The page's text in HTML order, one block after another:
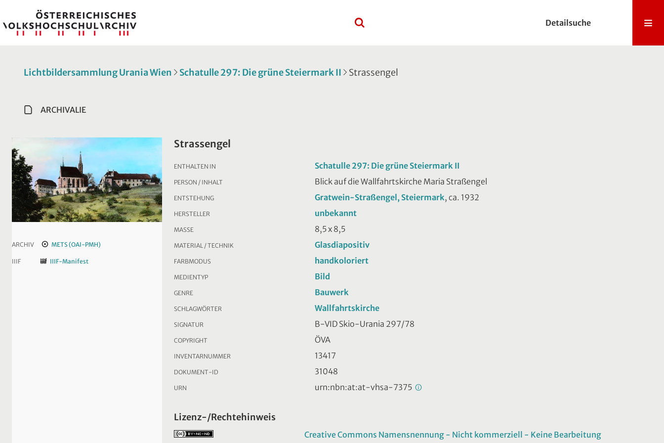
Detailsuche
Lichtbildersammlung Urania Wien Schatulle 297: Die grüne Steiermark II Strassengel
ARCHIVALIE
ARCHIV METS (OAI-PMH)
IIIF IIIF-Manifest
Strassengel
ENTHALTEN IN Schatulle 297: Die grüne Steiermark II
PERSON / INHALT Blick auf die Wallfahrtskirche Maria Straßengel
ENTSTEHUNG Gratwein-Straßengel, Steiermark, ca. 1932
HERSTELLER unbekannt
MASSE 8,5 x 8,5
MATERIAL / TECHNIK Glasdiapositiv
FARBMODUS handkoloriert
MEDIENTYP Bild
GENRE Bauwerk
SCHLAGWÖRTER Wallfahrtskirche
SIGNATUR B-VID Skio-Urania 297/78
COPYRIGHT ÖVA
INVENTARNUMMER 13417
DOKUMENT-ID 31048
URN urn:nbn:at:at-vhsa-7375
Lizenz-/Rechtehinweis
Creative Commons Namensnennung - Nicht kommerziell - Keine Bearbeitung